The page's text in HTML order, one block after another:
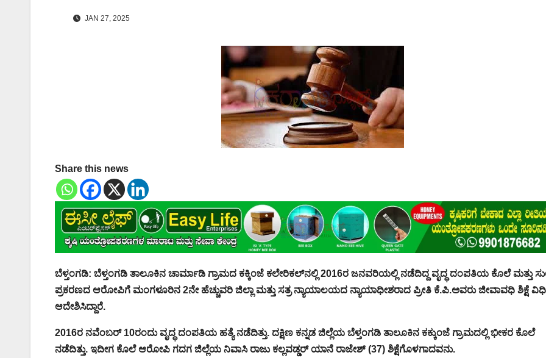
JAN 27, 2025
Share this news
ಬೆಳ್ತಂಗಡಿ: ಬೆಳ್ತಂಗಡಿ ತಾಲೂಕಿನ ಚಾರ್ಮಾಡಿ ಗ್ರಾಮದ ಕಕ್ಕಿಂಜೆ ಕಲೇರಿಕಲ್‌ನಲ್ಲಿ 2016ರ ಜನವರಿಯಲ್ಲಿ ನಡೆದಿದ್ದ ವೃದ್ಧ ದಂಪತಿಯ ಕೊಲೆ ಮತ್ತು
ಪ್ರಕರಣದ ಆರೋಪಿಗೆ ಮಂಗಳೂರಿನ 2ನೇ ಹೆಚ್ಚುವರಿ ಜಿಲ್ಲಾ ಮತ್ತು ಸತ್ರ ನ್ಯಾಯಾಲಯದ ನ್ಯಾಯಾಧೀಶರಾದ ಪ್ರೀತಿ ಕೆ.ಪಿ.ಅವರು ಜೀವಾವಧಿ ಶಿಕ್ಷೆ
ಆದೇಶಿಸಿದ್ದಾರೆ.
2016ರ ನವೆಂಬರ್ 10ರಂದು ವೃದ್ಧ ದಂಪತಿಯ ಹತ್ಯೆ ನಡೆದಿತ್ತು. ದಕ್ಷಿಣ ಕನ್ನಡ ಜಿಲ್ಲೆಯ ಬೆಳ್ತಂಗಡಿ ತಾಲೂಕಿನ ಕಕ್ಕುಂಜೆ ಗ್ರಾಮದಲ್ಲಿ ಭೀಕರ ಕೊಲೆ
ನಡೆದಿತ್ತು. ಇದೀಗ ಕೊಲೆ ಆರೋಪಿ ಗದಗ ಜಿಲ್ಲೆಯ ನಿವಾಸಿ ರಾಜು ಕಲ್ಲವಡ್ಡರ್ ಯಾನೆ ರಾಜೇಶ್ (37) ಶಿಕ್ಷೆಗೊಳಗಾದವನು.